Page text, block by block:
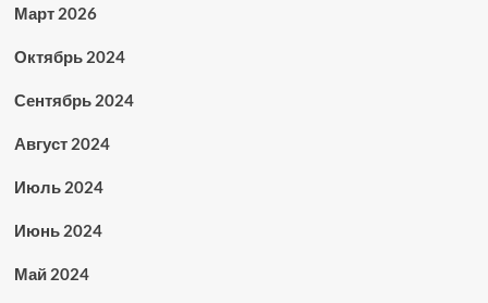
Март 2026
Октябрь 2024
Сентябрь 2024
Август 2024
Июль 2024
Июнь 2024
Май 2024